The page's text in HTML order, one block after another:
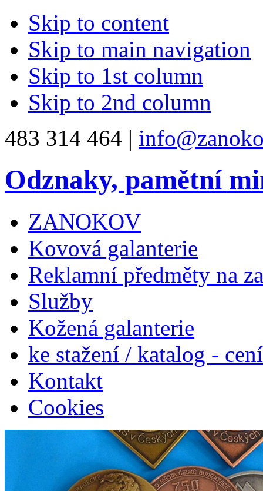
Skip to content
Skip to main navigation
Skip to 1st column
Skip to 2nd column
483 314 464 |
Odznaky, pamětní
ZANOKOV
Kovová galanterie
Reklamní předměty na
Služby
Kožená galanterie
ke stažení / katalog -
Kontakt
Cookies